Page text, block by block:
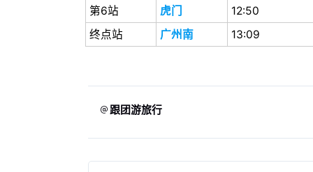
第6站
虎门 12:50
终点站
广州南 13:09
跟团游旅行